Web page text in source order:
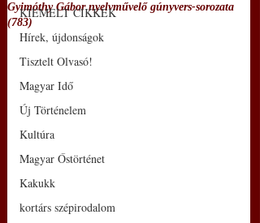
KIEMELT CIKKEK
Hírek, újdonságok
Tisztelt Olvasó!
Magyar Idő
Új Történelem
Kultúra
Magyar Őstörténet
Kakukk
kortárs szépirodalom
Gyimóthy Gábor nyelvművelő gúnyvers-sorozata
(783)